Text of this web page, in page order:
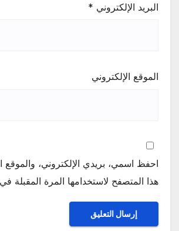
البريد الإلكتروني *
الموقع الإلكتروني
احفظ اسمي، بريدي الإلكتروني، والموقع
هذا المتصفح لاستخدامها المرة المقبلة